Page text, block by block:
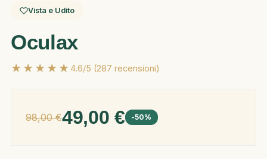
Vista e Udito
Oculax
★★★★★4.6/5 (287 recensioni)
98,00 €49,00 € -50%